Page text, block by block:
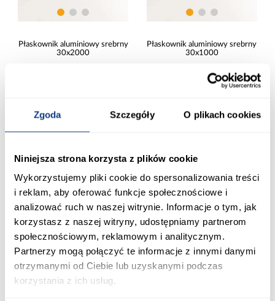
Zgoda Szczegóły O plikach cookies
Niniejsza strona korzysta z plików cookie
Wykorzystujemy pliki cookie do spersonalizowania treści
i reklam, aby oferować funkcje społecznościowe i
analizować ruch w naszej witrynie. Informacje o tym, jak
korzystasz z naszej witryny, udostępniamy partnerom
społecznościowym, reklamowym i analitycznym.
Partnerzy mogą połączyć te informacje z innymi danymi
otrzymanymi od Ciebie lub uzyskanymi podczas
korzystania z ich usług.
Płaskownik aluminiowy srebrny
30x2000
Dodaj do koszyka
Płaskownik aluminiowy srebrny
30x1000
Dodaj do koszyka
Płaskownik aluminiowy srebrny
25x1000